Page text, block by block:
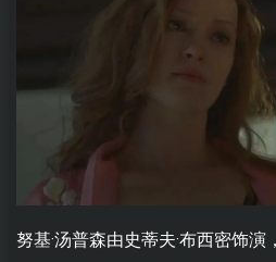
努基·汤普森由史蒂夫·布西密饰